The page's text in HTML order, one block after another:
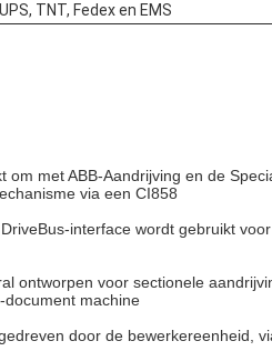
TNT, Fedex en EMS
om met ABB-Aandrijving en de
via een CI858
interface wordt gebruikt
ontworpen voor sectionele
document machine
door de bewerkereenheid,